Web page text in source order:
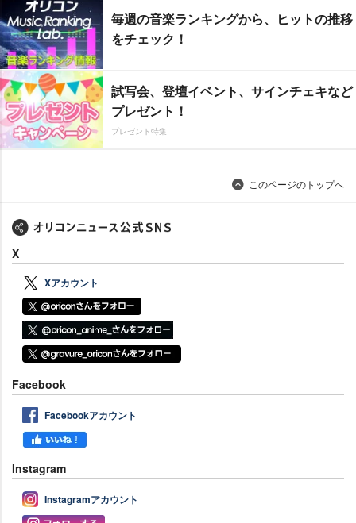
毎週の音楽ランキングから、ヒットの推移
をチェック！
試写会、登壇イベント、サインチェキなど
プレゼント！
プレゼント特集
このページのトップへ
X
Xアカウント
Facebook
Facebookアカウント
Instagram
Instagramアカウント